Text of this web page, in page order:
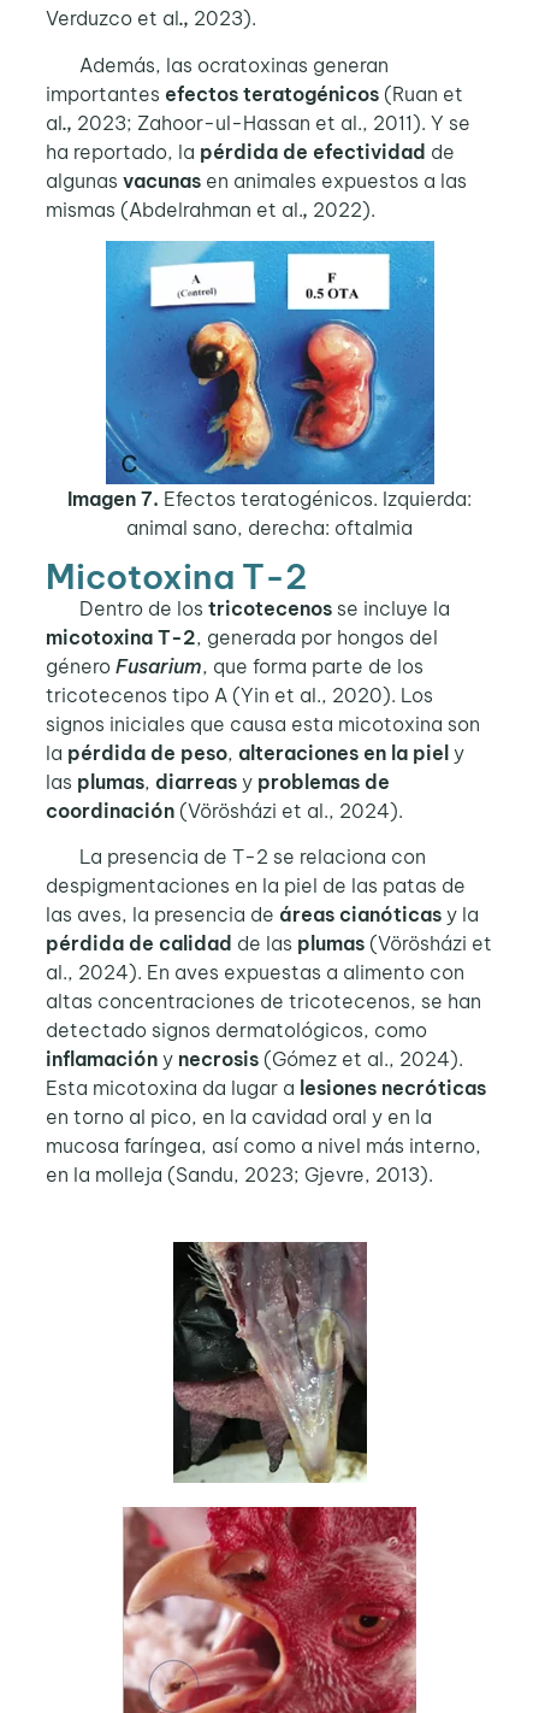
Verduzco et al., 2023).
Además, las ocratoxinas generan
importantes efectos teratogénicos(Ruan et
al., 2023; Zahoor-ul-Hassan et al., 2011). Y se
ha reportado, la pérdida de efectividad de
algunas vacunasen animales expuestos a las
mismas (Abdelrahman et al., 2022).
Imagen 7. Efectos teratogénicos. Izquierda:
animal sano, derecha: oftalmia
Micotoxina T-2
Dentro de los tricotecenosse incluye la
micotoxina T-2, generada por hongos del
género Fusarium, que forma parte de los
tricotecenos tipo A (Yin et al., 2020). Los
signos iniciales que causa esta micotoxina son
la pérdida de peso, alteraciones en la piely
las plumas, diarreasy problemas de
coordinación(Vörösházi et al., 2024).
La presencia de T-2 se relaciona con
despigmentaciones en la piel de las patas de
las aves, la presencia de áreas cianóticas y la
pérdida de calidad de las plumas(Vörösházi et
al., 2024). En aves expuestas a alimento con
altas concentraciones de tricotecenos, se han
detectado signos dermatológicos, como
inflamación ynecrosis(Gómez et al., 2024).
Esta micotoxina da lugar a lesiones necróticas
en torno al pico, en la cavidad oral y en la
mucosa faríngea, así como a nivel más interno,
en la molleja (Sandu, 2023; Gjevre, 2013).